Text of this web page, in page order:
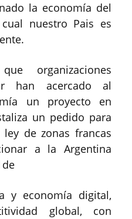
la economía del
nuestro Pais es
organizaciones
han acercado al
un proyecto en
un pedido para
de zonas francas
a la Argentina
y economía digital,
global, con